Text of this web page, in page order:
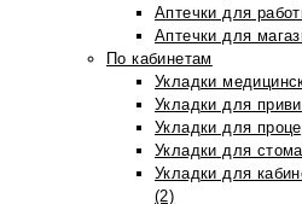
Аптечки для
Аптечки для
По кабинетам
Укладки
Укладки для
Укладки для
Укладки для
Укладки для
(2)